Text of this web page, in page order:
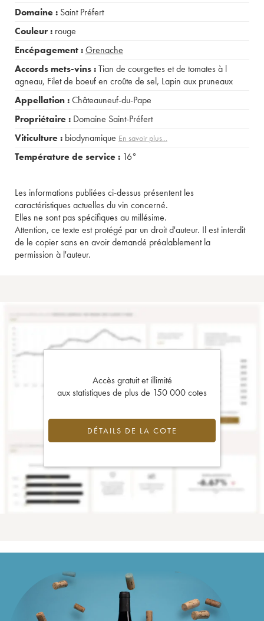
Domaine : Saint Préfert
Couleur : rouge
Encépagement :Grenache
Accords mets-vins :Tian de courgettes et de tomates à l
agneau, Filet de boeuf en croûte de sel, Lapin aux pruneaux
Appellation :Châteauneuf-du-Pape
Propriétaire : Domaine Saint-Préfert
Viticulture : biodynamique En savoir plus...
Température de service : 16°
Les informations publiées ci-dessus présentent les
caractéristiques actuelles du vin concerné.
Elles ne sont pas spécifiques au millésime.
Attention, ce texte est protégé par un droit d'auteur. Il est interdit
de le copier sans en avoir demandé préalablement la
permission à l'auteur.
Accès gratuit et illimité
aux statistiques de plus de 150 000 cotes
DÉTAILS DE LA COTE